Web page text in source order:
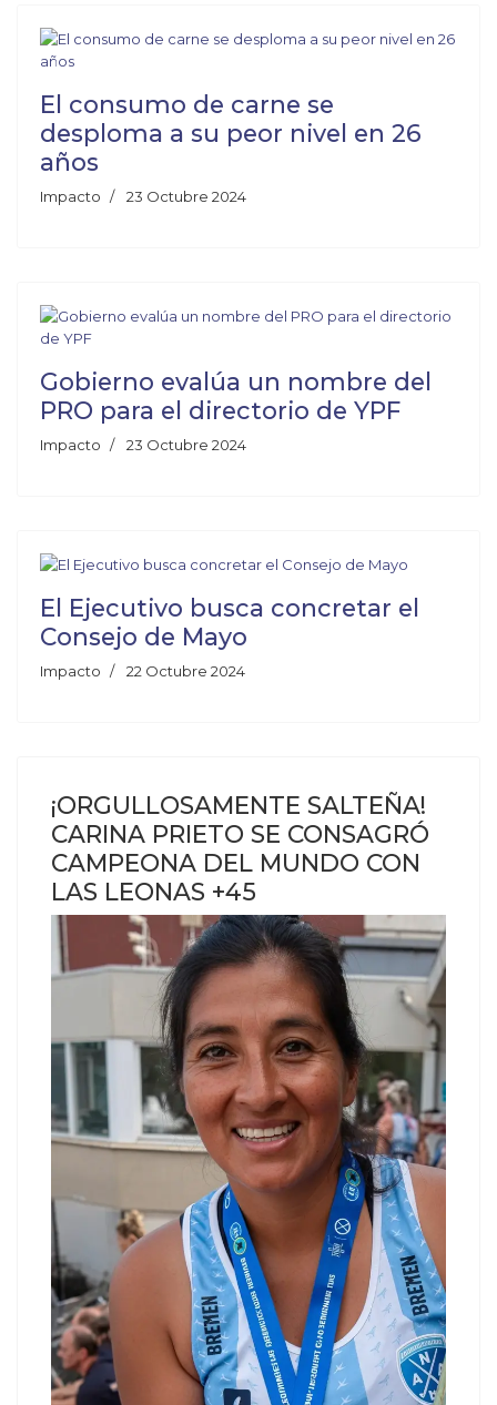
El consumo de carne se
desploma a su peor nivel en 26
años
Impacto 23 Octubre 2024
Gobierno evalúa un nombre del
PRO para el directorio de YPF
Impacto 23 Octubre 2024
El Ejecutivo busca concretar el
Consejo de Mayo
Impacto 22 Octubre 2024
¡ORGULLOSAMENTE SALTEÑA!
CARINA PRIETO SE CONSAGRÓ
CAMPEONA DEL MUNDO CON
LAS LEONAS +45